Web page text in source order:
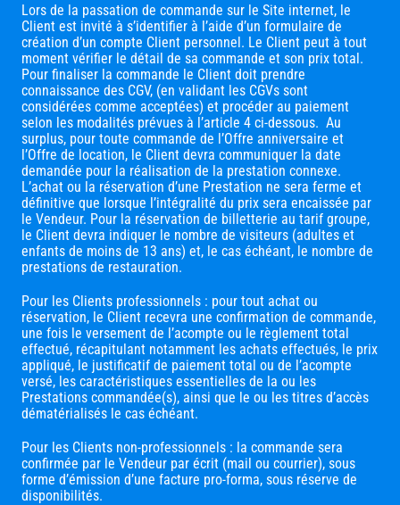
Lors de la passation de commande sur le Site internet, le
Client est invité à s’identifier à l’aide d’un formulaire de
création d’un compte Client personnel. Le Client peut à tout
moment vérifier le détail de sa commande et son prix total.
Pour finaliser la commande le Client doit prendre
connaissance des CGV, (en validant les CGVs sont
considérées comme acceptées) et procéder au paiement
selon les modalités prévues à l’article 4 ci-dessous. Au
surplus, pour toute commande de l’Offre anniversaire et
l’Offre de location, le Client devra communiquer la date
demandée pour la réalisation de la prestation connexe.
L’achat ou la réservation d’une Prestation ne sera ferme et
définitive que lorsque l’intégralité du prix sera encaissée par
le Vendeur. Pour la réservation de billetterie au tarif groupe,
le Client devra indiquer le nombre de visiteurs (adultes et
enfants de moins de 13 ans) et, le cas échéant, le nombre de
prestations de restauration.
Pour les Clients professionnels : pour tout achat ou
réservation, le Client recevra une confirmation de commande,
une fois le versement de l’acompte ou le règlement total
effectué, récapitulant notamment les achats effectués, le prix
appliqué, le justificatif de paiement total ou de l’acompte
versé, les caractéristiques essentielles de la ou les
Prestations commandée(s), ainsi que le ou les titres d’accès
dématérialisés le cas échéant.
Pour les Clients non-professionnels : la commande sera
confirmée par le Vendeur par écrit (mail ou courrier), sous
forme d’émission d’une facture pro-forma, sous réserve de
disponibilités.